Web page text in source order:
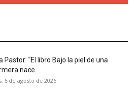
Pastor: “El libro Bajo la piel de una
nace...
6 de agosto de 2026